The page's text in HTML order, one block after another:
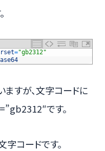
="gb2312"
すが、文字コードに
です。
コードです。